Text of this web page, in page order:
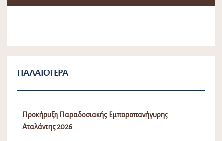
ΠΑΛΑΙΌΤΕΡΑ
Προκήρυξη Παραδοσιακής Εμποροπανήγυρης
Αταλάντης 2026